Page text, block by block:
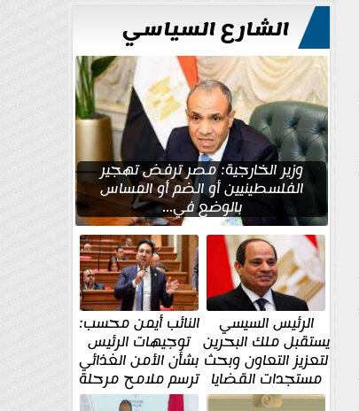
الشارع السياسي
وزير الخارجية: مصر ترفض تهجير
الفلسطينيين أو الضم أو المساس
بالوضع في...
الرئيس السيسي
يستقبل ملك البحرين
لتعزيز التعاون وبحث
مستجدات القضايا
الإقليمية والدولية
النائب أيمن محسب:
توجيهات الرئيس
بشأن الأمن الغذائي
ترسم ملامح مرحلة
جديدة